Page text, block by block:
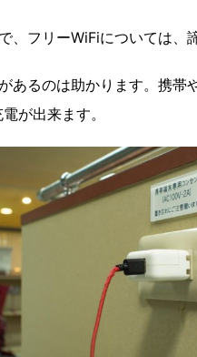
、フリーWiFiについては、
あるのは助かります。携帯
が出来ます。